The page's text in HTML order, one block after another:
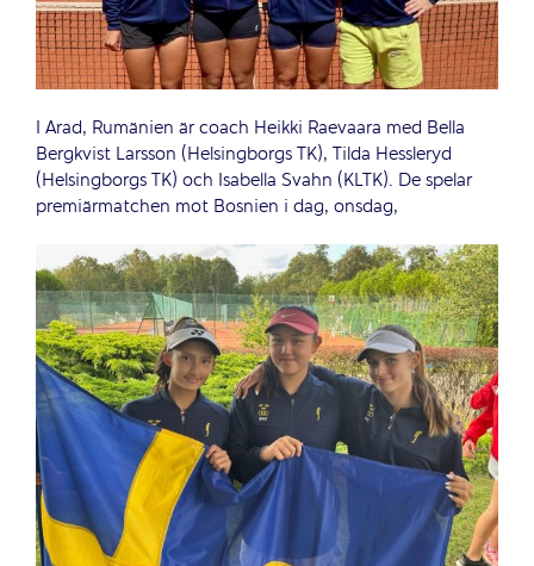
I Arad, Rumänien är coach Heikki Raevaara med Bella
Bergkvist Larsson (Helsingborgs TK), Tilda Hessleryd
(Helsingborgs TK) och Isabella Svahn (KLTK). De spelar
premiärmatchen mot Bosnien i dag, onsdag,